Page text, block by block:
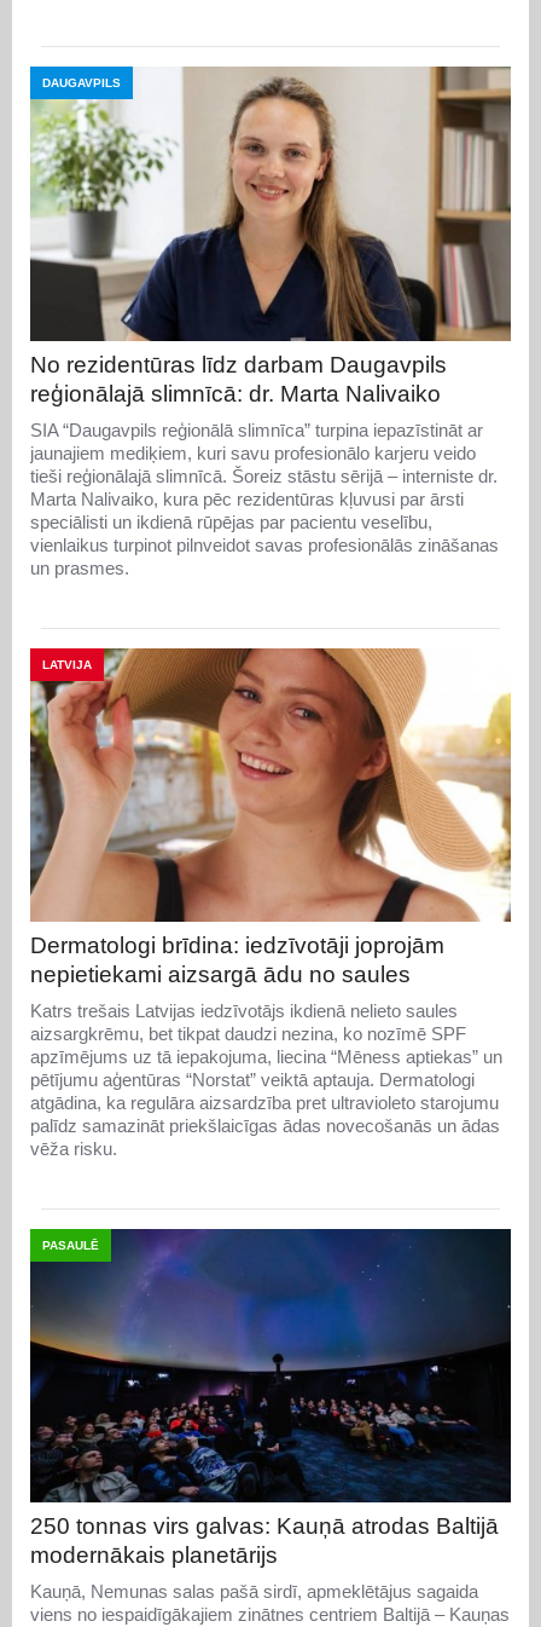
DAUGAVPILS
No rezidentūras līdz darbam Daugavpils
reģionālajā slimnīcā: dr. Marta Nalivaiko
SIA “Daugavpils reģionālā slimnīca” turpina iepazīstināt ar
jaunajiem mediķiem, kuri savu profesionālo karjeru veido
tieši reģionālajā slimnīcā. Šoreiz stāstu sērijā – interniste dr.
Marta Nalivaiko, kura pēc rezidentūras kļuvusi par ārsti
speciālisti un ikdienā rūpējas par pacientu veselību,
vienlaikus turpinot pilnveidot savas profesionālās zināšanas
un prasmes.
LATVIJA
Dermatologi brīdina: iedzīvotāji joprojām
nepietiekami aizsargā ādu no saules
Katrs trešais Latvijas iedzīvotājs ikdienā nelieto saules
aizsargkrēmu, bet tikpat daudzi nezina, ko nozīmē SPF
apzīmējums uz tā iepakojuma, liecina “Mēness aptiekas” un
pētījumu aģentūras “Norstat” veiktā aptauja. Dermatologi
atgādina, ka regulāra aizsardzība pret ultravioleto starojumu
palīdz samazināt priekšlaicīgas ādas novecošanās un ādas
vēža risku.
PASAULĒ
250 tonnas virs galvas: Kauņā atrodas Baltijā
modernākais planetārijs
Kauņā, Nemunas salas pašā sirdī, apmeklētājus sagaida
viens no iespaidīgākajiem zinātnes centriem Baltijā – Kauņas